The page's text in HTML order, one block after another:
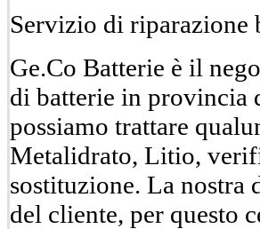
Servizio di riparazione
Ge.Co Batterie è il
di batterie in provincia
possiamo trattare
Metalidrato, Litio,
sostituzione. La nostra
del cliente, per questo